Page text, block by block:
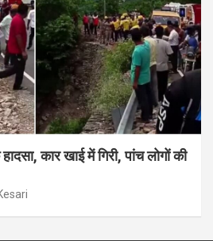
कार खाई में गिरी, पांच लोगों की